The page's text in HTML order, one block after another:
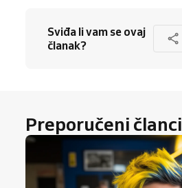
Sviđa li vam se ovaj
članak?
Preporučeni članci